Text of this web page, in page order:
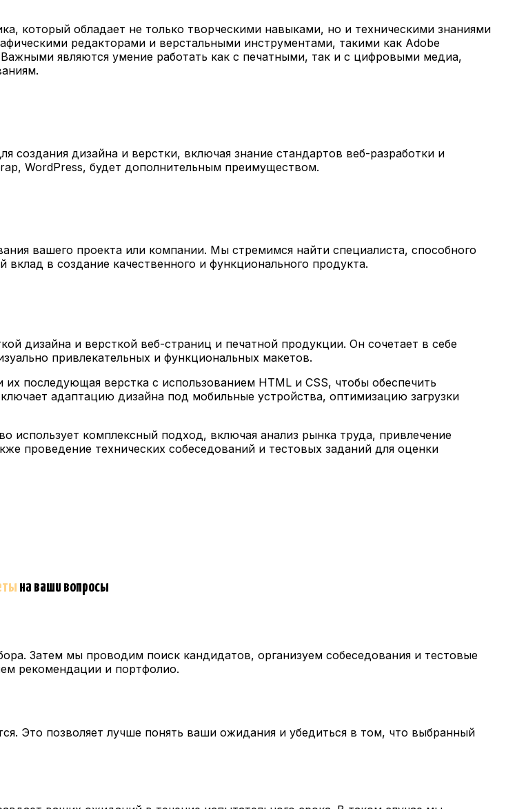
который обладает не только творческими навыками, но и техническими знаниями
редакторами и верстальными инструментами, такими как Adobe
являются умение работать как с печатными, так и с цифровыми медиа,
дизайна и верстки, включая знание стандартов веб-разработки и
WordPress, будет дополнительным преимуществом.
вашего проекта или компании. Мы стремимся найти специалиста, способного
в создание качественного и функционального продукта.
дизайна и версткой веб-страниц и печатной продукции. Он сочетает в себе
привлекательных и функциональных макетов.
последующая верстка с использованием HTML и CSS, чтобы обеспечить
адаптацию дизайна под мобильные устройства, оптимизацию загрузки
использует комплексный подход, включая анализ рынка труда, привлечение
проведение технических собеседований и тестовых заданий для оценки
на ваши вопросы
Затем мы проводим поиск кандидатов, организуем собеседования и тестовые
рекомендации и портфолио.
Это позволяет лучше понять ваши ожидания и убедиться в том, что выбранный